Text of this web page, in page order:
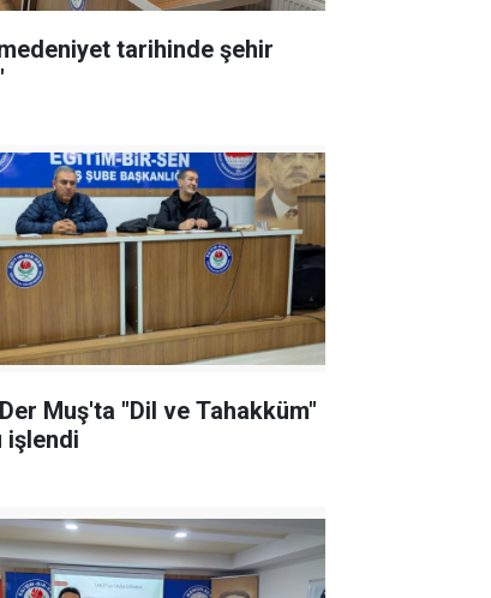
tarihinde şehir
"Dil ve Tahakküm"
işlendi